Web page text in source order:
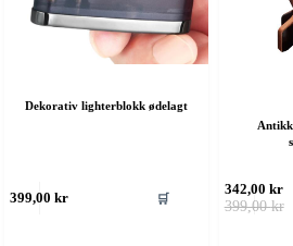
Dekorativ lighterblokk ødelagt
399,00kr 🛒 399,00kr
342,00kr